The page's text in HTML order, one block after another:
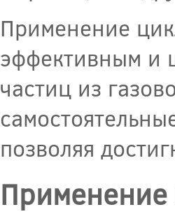
Применение
эффективным и
частиц из
позволяя
Применение